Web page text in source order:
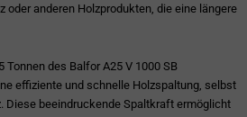
oder anderen Holzprodukten, die eine längere
des Balfor A25 V 1000 SB
effiziente und schnelle Holzspaltung, selbst
Diese beeindruckende Spaltkraft ermöglicht